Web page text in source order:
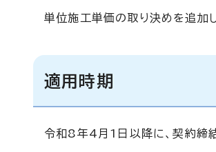
単位施工単価の取り決めを追加し
適用時期
令和8年4月1日以降に、契約締